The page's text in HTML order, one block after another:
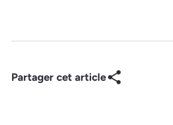
Partager cet article